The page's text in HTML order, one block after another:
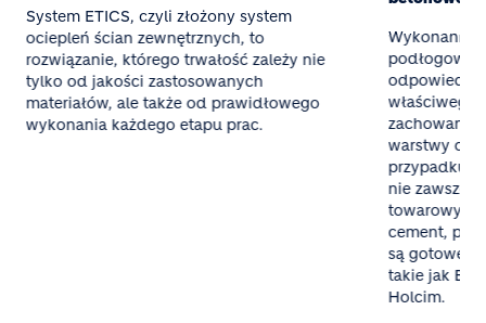
System ETICS, czyli złożony system
ociepleń ścian zewnętrznych, to
rozwiązanie, którego trwałość zależy nie
tylko od jakości zastosowanych
materiałów, ale także od prawidłowego
wykonania każdego etapu prac.
Wykonanie
właściwego
zachowania
warstwy
przypadku
nie zawsze
towarowy
cement,
są gotowe
takie jak
Holcim.